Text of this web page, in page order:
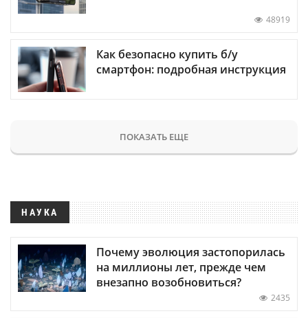
48919
Как безопасно купить б/у
смартфон: подробная инструкция
ПОКАЗАТЬ ЕЩЕ
НАУКА
Почему эволюция застопорилась
на миллионы лет, прежде чем
внезапно возобновиться?
2435